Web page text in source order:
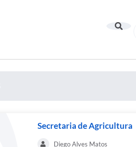
Secretaria de Agricultura
Diego Alves Matos